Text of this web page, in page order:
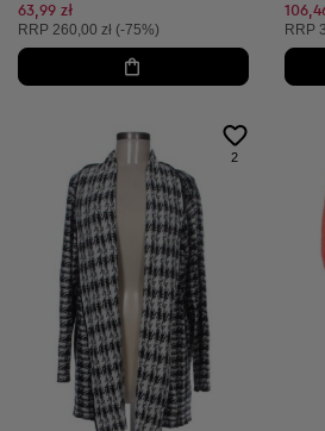
63,99 zł
Cena sugerowana:
RRP 260,00 zł (-75%) Cena
RRP
2